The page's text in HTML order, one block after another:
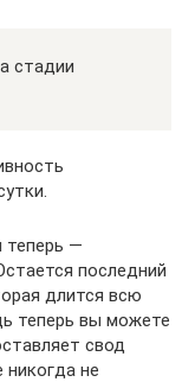
стадии
теперь —
последний
длится всю
теперь вы можете
свод
не